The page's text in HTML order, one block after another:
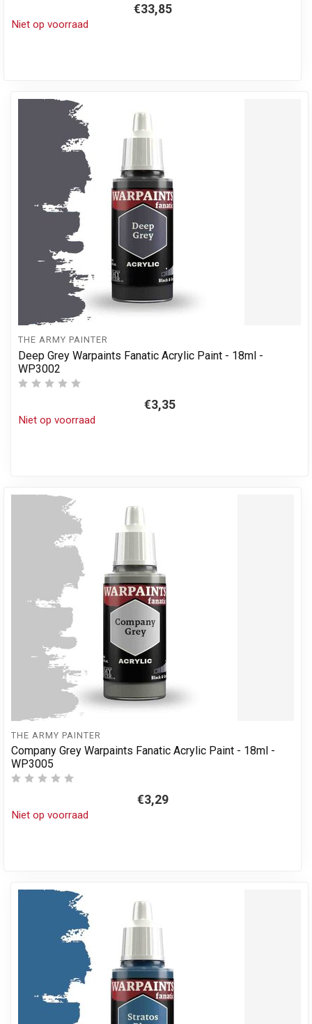
€33,85
Niet op voorraad
THE ARMY PAINTER
Deep Grey Warpaints Fanatic Acrylic Paint - 18ml -
WP3002
€3,35
Niet op voorraad
THE ARMY PAINTER
Company Grey Warpaints Fanatic Acrylic Paint - 18ml -
WP3005
€3,29
Niet op voorraad